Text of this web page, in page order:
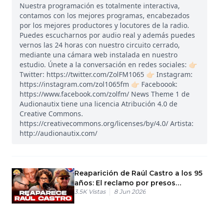
Nuestra programación es totalmente interactiva,
contamos con los mejores programas, encabezados
por los mejores productores y locutores de la radio.
Puedes escucharnos por audio real y además puedes
vernos las 24 horas con nuestro circuito cerrado,
mediante una cámara web instalada en nuestro
estudio. Únete a la conversación en redes sociales: 👉🏻
Twitter: https://twitter.com/ZolFM1065 👉🏻 Instagram:
https://instagram.com/zol1065fm 👉🏻 Faceboook:
https://www.facebook.com/zolfm/ News Theme 1 de
Audionautix tiene una licencia Atribución 4.0 de
Creative Commons.
https://creativecommons.org/licenses/by/4.0/ Artista:
http://audionautix.com/
Reaparición de Raúl Castro a los 95
años: El reclamo por presos
políticos
3.5K Vistas 8 Jun 2026